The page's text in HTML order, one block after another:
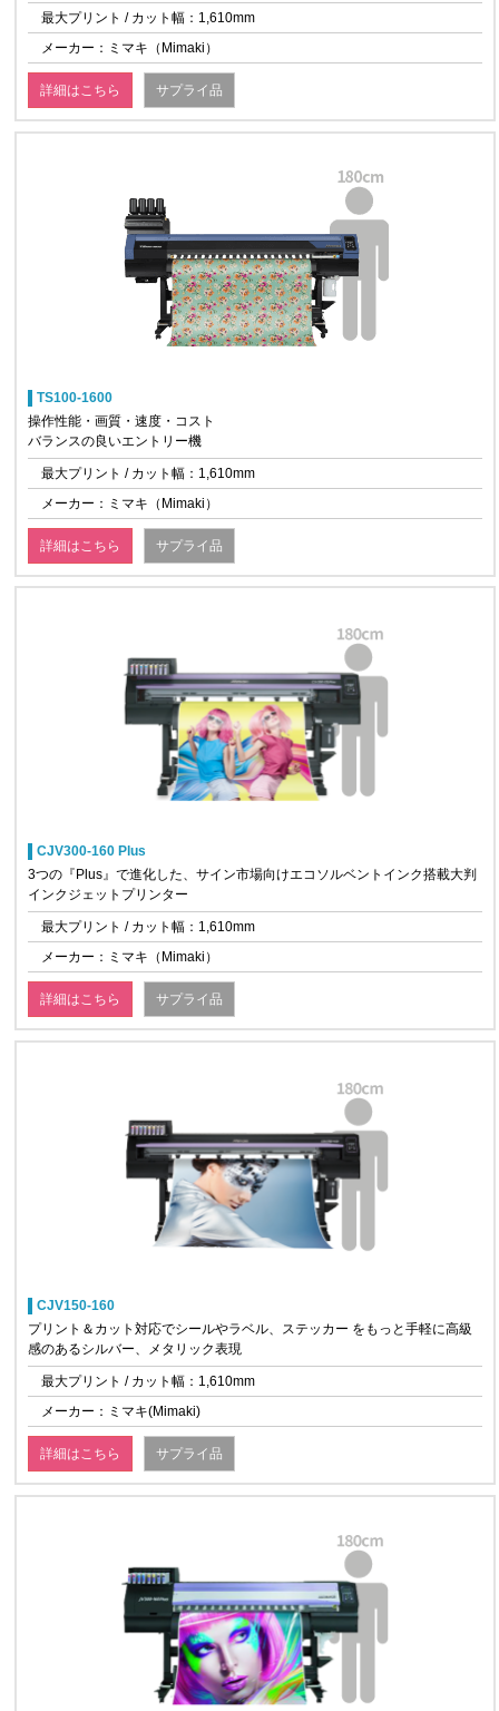
最大プリント / カット幅：1,610mm
メーカー：ミマキ（Mimaki）
詳細はこちら サプライ品
TS100-1600
操作性能・画質・速度・コスト
バランスの良いエントリー機
最大プリント / カット幅：1,610mm
メーカー：ミマキ（Mimaki）
詳細はこちら サプライ品
CJV300-160 Plus
3つの『Plus』で進化した、サイン市場向けエコソルベントインク搭載大判
インクジェットプリンター
最大プリント / カット幅：1,610mm
メーカー：ミマキ（Mimaki）
詳細はこちら サプライ品
CJV150-160
プリント＆カット対応でシールやラベル、ステッカー をもっと手軽に高級
感のあるシルバー、メタリック表現
最大プリント / カット幅：1,610mm
メーカー：ミマキ(Mimaki)
詳細はこちら サプライ品